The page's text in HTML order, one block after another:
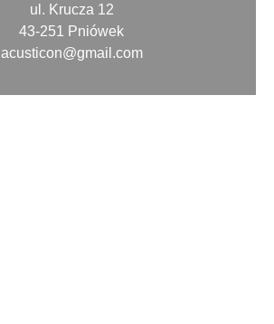
ul. Krucza 12
43-251 Pniówek
acusticon@gmail.com